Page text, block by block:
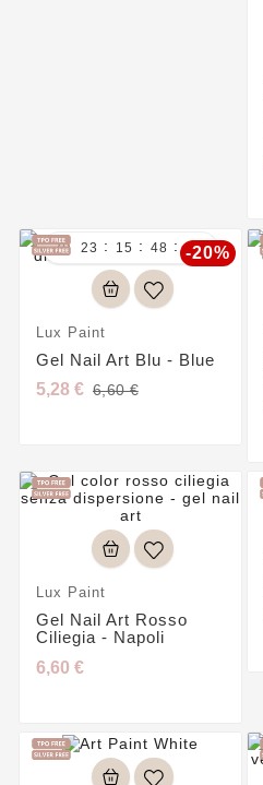
 23 : 15 : 48 : 45
Lux Paint
Gel Nail Art Blu - Blue
5,28 €
-20%
6,60 €
Lux Paint
Gel Nail Art Rosso
Ciliegia - Napoli
6,60 €